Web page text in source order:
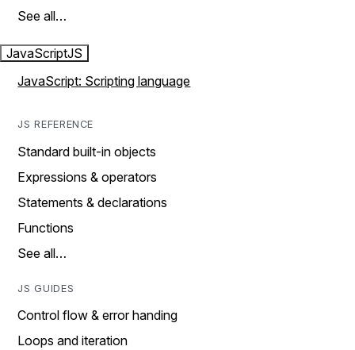
See all…
JavaScriptJS
JavaScript: Scripting language
JS REFERENCE
Standard built-in objects
Expressions & operators
Statements & declarations
Functions
See all…
JS GUIDES
Control flow & error handing
Loops and iteration